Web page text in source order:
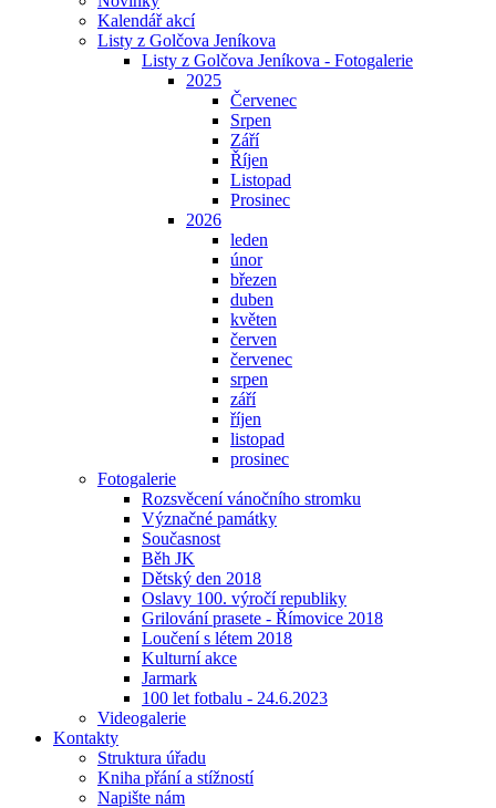
Kalendář akcí
Listy z Golčova Jeníkova
Listy z Golčova Jeníkova - Fotogalerie
2025
Červenec
Srpen
Září
Říjen
Listopad
Prosinec
2026
leden
únor
březen
duben
květen
červen
červenec
srpen
září
říjen
listopad
prosinec
Fotogalerie
Rozsvěcení vánočního stromku
Význačné památky
Současnost
Běh JK
Dětský den 2018
Oslavy 100. výročí republiky
Grilování prasete - Římovice 2018
Loučení s létem 2018
Kulturní akce
Jarmark
100 let fotbalu - 24.6.2023
Videogalerie
Kontakty
Struktura úřadu
Kniha přání a stížností
Napište nám